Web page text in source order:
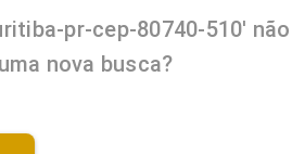
pr-cep-80740-510'
nova busca?